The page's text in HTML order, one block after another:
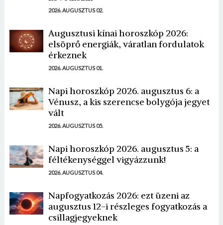
2026. AUGUSZTUS 02.
Augusztusi kínai horoszkóp 2026:
elsöprő energiák, váratlan fordulatok
érkeznek
2026. AUGUSZTUS 01.
Napi horoszkóp 2026. augusztus 6: a
Vénusz, a kis szerencse bolygója jegyet
vált
2026. AUGUSZTUS 05.
Napi horoszkóp 2026. augusztus 5: a
féltékenységgel vigyázzunk!
2026. AUGUSZTUS 04.
Napfogyatkozás 2026: ezt üzeni az
augusztus 12-i részleges fogyatkozás a
csillagjegyeknek